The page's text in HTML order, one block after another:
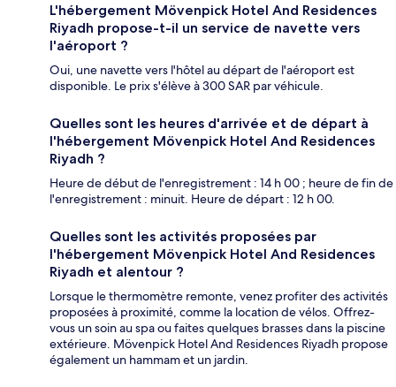
L'hébergement Mövenpick Hotel And Residences
Riyadh propose-t-il un service de navette vers
l'aéroport ?
Oui, une navette vers l'hôtel au départ de l'aéroport est
disponible. Le prix s'élève à 300 SAR par véhicule.
Quelles sont les heures d'arrivée et de départ à
l'hébergement Mövenpick Hotel And Residences
Riyadh ?
Heure de début de l'enregistrement : 14 h 00 ; heure de fin de
l'enregistrement : minuit. Heure de départ : 12 h 00.
Quelles sont les activités proposées par
l'hébergement Mövenpick Hotel And Residences
Riyadh et alentour ?
Lorsque le thermomètre remonte, venez profiter des activités
proposées à proximité, comme la location de vélos. Offrez-
vous un soin au spa ou faites quelques brasses dans la piscine
extérieure. Mövenpick Hotel And Residences Riyadh propose
également un hammam et un jardin.